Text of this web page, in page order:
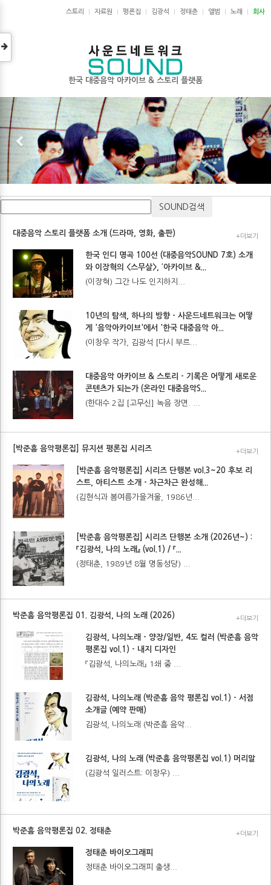
스토리 자료원 평론집 김광석 정태춘 앨범 노래 회사
한국 대중음악 아카이브 & 스토리 플랫폼
대중음악 스토리 플랫폼 소개 (드라마, 영화, 출판) +더보기
한국 인디 명곡 100선 (대중음악SOUND 7호) 소개
와 이장혁의 <스무살>, ‘아카이브 &...
(이장혁) 그간 나도 인지하지...
10년의 탐색, 하나의 방향 - 사운드네트워크는 어떻
게 '음악아카이브'에서 '한국 대중음악 아...
(이창우 작가, 김광석 [다시 부르...
대중음악 아카이브 & 스토리 - 기록은 어떻게 새로운
콘텐츠가 되는가 (온라인 대중음악S...
(한대수 2집 [고무신] 녹음 장면. ...
[박준흠 음악평론집] 뮤지션 평론집 시리즈 +더보기
[박준흠 음악평론집] 시리즈 단행본 vol.3~20 후보 리
스트, 아티스트 소개 - 차근차근 완성해...
(김현식과 봄여름가을겨울, 1986년...
[박준흠 음악평론집] 시리즈 단행본 소개 (2026년~) :
『김광석, 나의 노래』 (vol.1) / 『...
(정태춘, 1989년 8월 명동성당) ...
박준흠 음악평론집 01. 김광석, 나의 노래 (2026) +더보기
김광석, 나의노래 - 양장/일반, 4도 컬러 (박준흠 음악
평론집 vol.1) - 내지 디자인
『김광석, 나의노래』 1쇄 중 ...
김광석, 나의노래 (박준흠 음악 평론집 vol.1) - 서점
소개글 (예약 판매)
김광석, 나의노래 (박준흠 음악...
김광석, 나의 노래 (박준흠 음악평론집 vol.1) 머리말
(김광석 일러스트: 이창우) ...
박준흠 음악평론집 02. 정태춘 +더보기
정태춘 바이오그래피
정태춘 바이오그래피 출생...